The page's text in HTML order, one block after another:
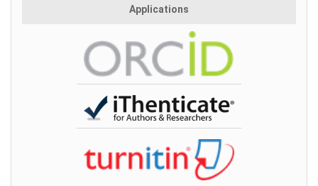
Applications